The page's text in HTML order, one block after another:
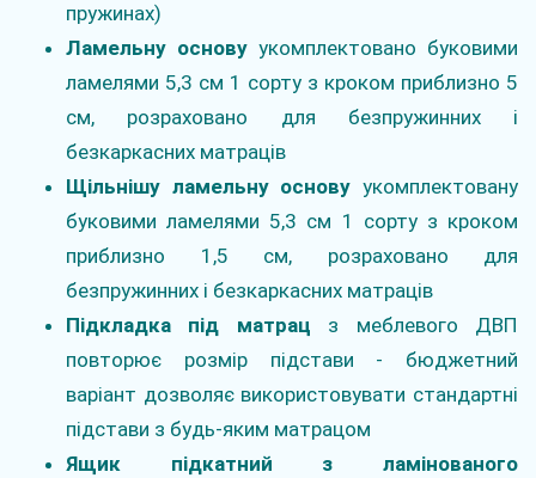
пружинах)
Ламельну основу укомплектовано буковими
ламелями 5,3 см 1 сорту з кроком приблизно 5
см, розраховано для безпружинних і
безкаркасних матраців
Щільнішу ламельну основу укомплектовану
буковими ламелями 5,3 см 1 сорту з кроком
приблизно 1,5 см, розраховано для
безпружинних і безкаркасних матраців
Підкладка під матрац з меблевого ДВП
повторює розмір підстави - бюджетний
варіант дозволяє використовувати стандартні
підстави з будь-яким матрацом
Ящик підкатний з ламінованого